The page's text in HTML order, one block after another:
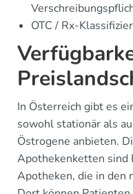
OTC / Rx-
In Österreich gibt es
sowohl stationär als
Östrogene anbieten.
Apothekenketten
Apotheken, die in den